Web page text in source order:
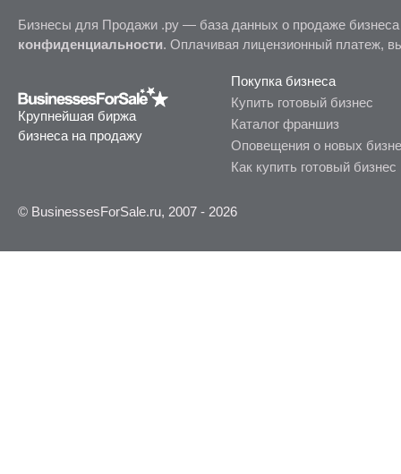
Бизнесы для Продажи .ру — база данных о продаже
конфиденциальности. Оплачивая лицензионный платеж,
Крупнейшая биржа
бизнеса на продажу
Покупка бизнеса
Купить готовый бизнес
Каталог франшиз
Оповещения о новых
Как купить готовый бизнес
© BusinessesForSale.ru, 2007 - 2026